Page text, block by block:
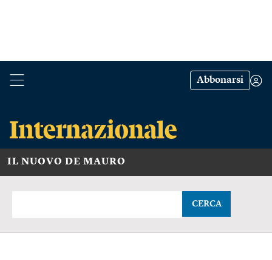
Abbonarsi
IL NUOVO DE MAURO
CERCA